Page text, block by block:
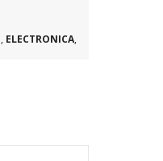
, ELECTRONICA,